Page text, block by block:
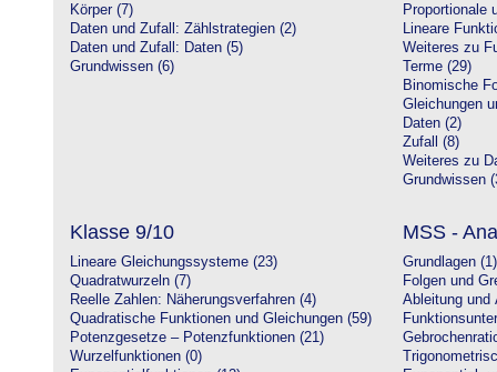
Körper (7)
Daten und Zufall: Zählstrategien (2)
Daten und Zufall: Daten (5)
Grundwissen (6)
Proportionale
Lineare
Weiteres zu
Terme (29)
Binomische
Gleichungen
Daten (2)
Zufall (8)
Weiteres zu
Grundwissen
Klasse 9/10
Lineare Gleichungssysteme (23)
Quadratwurzeln (7)
Reelle Zahlen: Näherungsverfahren (4)
Quadratische Funktionen und Gleichungen (59)
Potenzgesetze – Potenzfunktionen (21)
Wurzelfunktionen (0)
MSS -
Grundlagen (1)
Folgen und
Ableitung und